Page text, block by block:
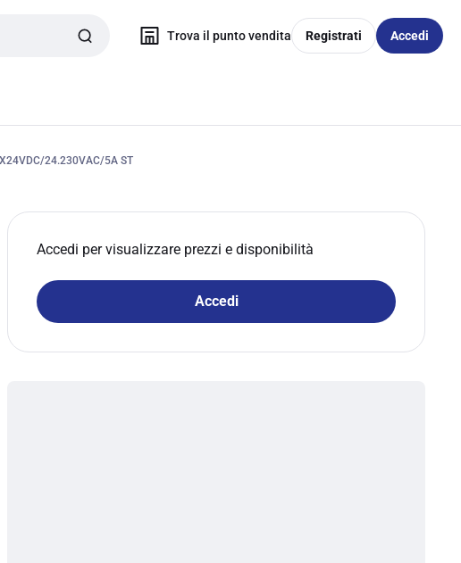
Trova il punto vendita Registrati Accedi
24.230VAC/5A ST
Accedi per visualizzare prezzi e disponibilità
Accedi